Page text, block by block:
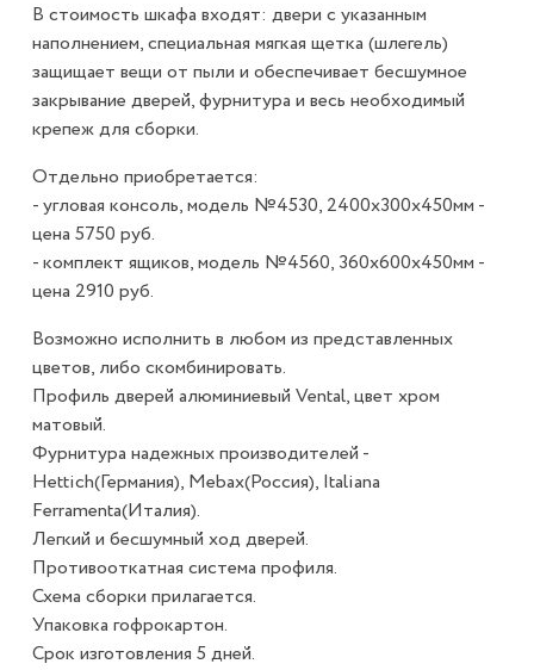
В стоимость шкафа входят: двери с указанным
наполнением, специальная мягкая щетка (шлегель)
защищает вещи от пыли и обеспечивает бесшумное
закрывание дверей, фурнитура и весь необходимый
крепеж для сборки.
Отдельно приобретается:
- угловая консоль, модель №4530, 2400х300х450мм -
цена 5750 руб.
- комплект ящиков, модель №4560, 360х600х450мм -
цена 2910 руб.
Возможно исполнить в любом из представленных
цветов, либо скомбинировать.
Профиль дверей алюминиевый Vental, цвет хром
матовый.
Фурнитура надежных производителей -
Hettich(Германия), Mebax(Россия), Italiana
Ferramenta(Италия).
Легкий и бесшумный ход дверей.
Противооткатная система профиля.
Схема сборки прилагается.
Упаковка гофрокартон.
Срок изготовления 5 дней.